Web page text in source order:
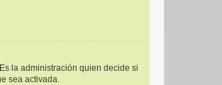
la administración quien decide si
sea activada.